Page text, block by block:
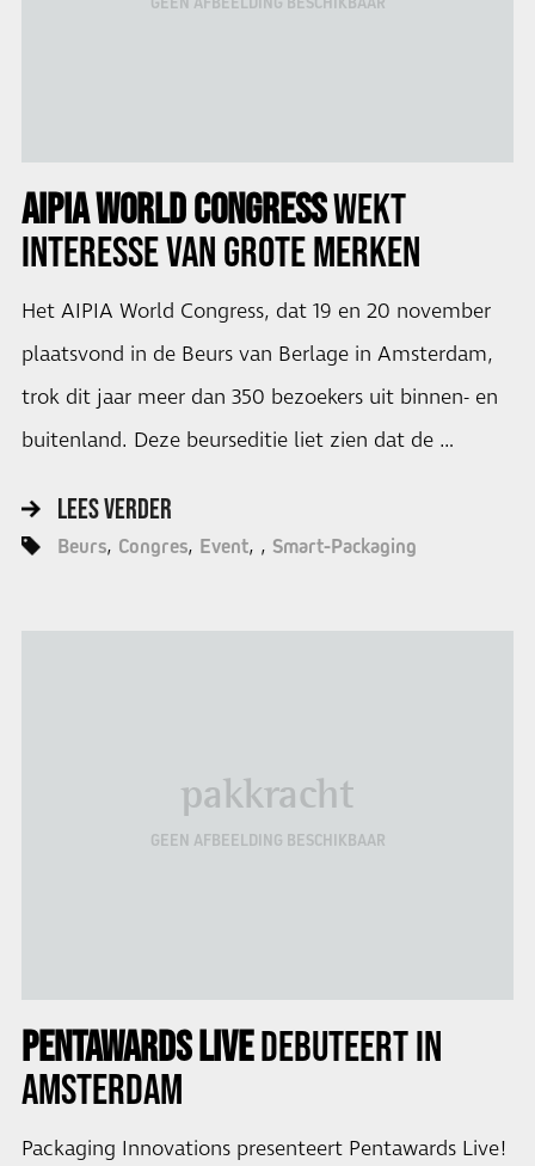
AIPIA WORLD CONGRESSWEKT
INTERESSE VAN GROTE MERKEN
Het AIPIA World Congress, dat 19 en 20 november
plaatsvond in de Beurs van Berlage in Amsterdam,
trok dit jaar meer dan 350 bezoekers uit binnen- en
buitenland. Deze beurseditie liet zien dat de …
LEES VERDER
Beurs Congres Event Smart-Packaging
pakkracht
GEEN AFBEELDING BESCHIKBAAR
PENTAWARDS LIVEDEBUTEERT IN
AMSTERDAM
Packaging Innovations presenteert Pentawards Live!